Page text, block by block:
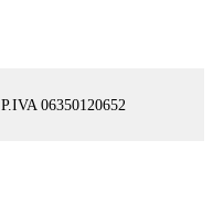
. P.IVA 06350120652